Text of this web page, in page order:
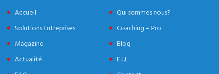
Accueil
Qui sommes nous?
Solutions Entreprises
Coaching – Pro
Magazine
Blog
Actualité
E.J.L